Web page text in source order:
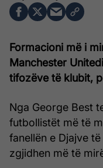
Formacioni më i
Manchester
tifozëve të klubit,
Nga George Best
futbollistët më të
fanellën e Djajve
zgjidhen më të